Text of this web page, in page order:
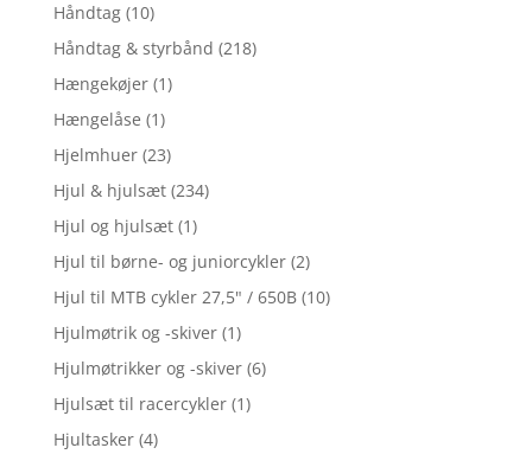
Håndtag (10)
Håndtag & styrbånd (218)
Hængekøjer (1)
Hængelåse (1)
Hjelmhuer (23)
Hjul & hjulsæt (234)
Hjul og hjulsæt (1)
Hjul til børne- og juniorcykler (2)
Hjul til MTB cykler 27,5" / 650B (10)
Hjulmøtrik og -skiver (1)
Hjulmøtrikker og -skiver (6)
Hjulsæt til racercykler (1)
Hjultasker (4)